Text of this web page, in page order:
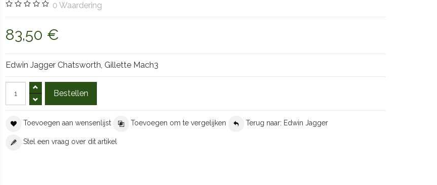
0 Waardering
83,50 €
Edwin Jagger Chatsworth, Gillette Mach3
Toevoegen aan wensenlijst Toevoegen om te vergelijken Terug naar: Edwin Jagger
Stel een vraag over dit artikel